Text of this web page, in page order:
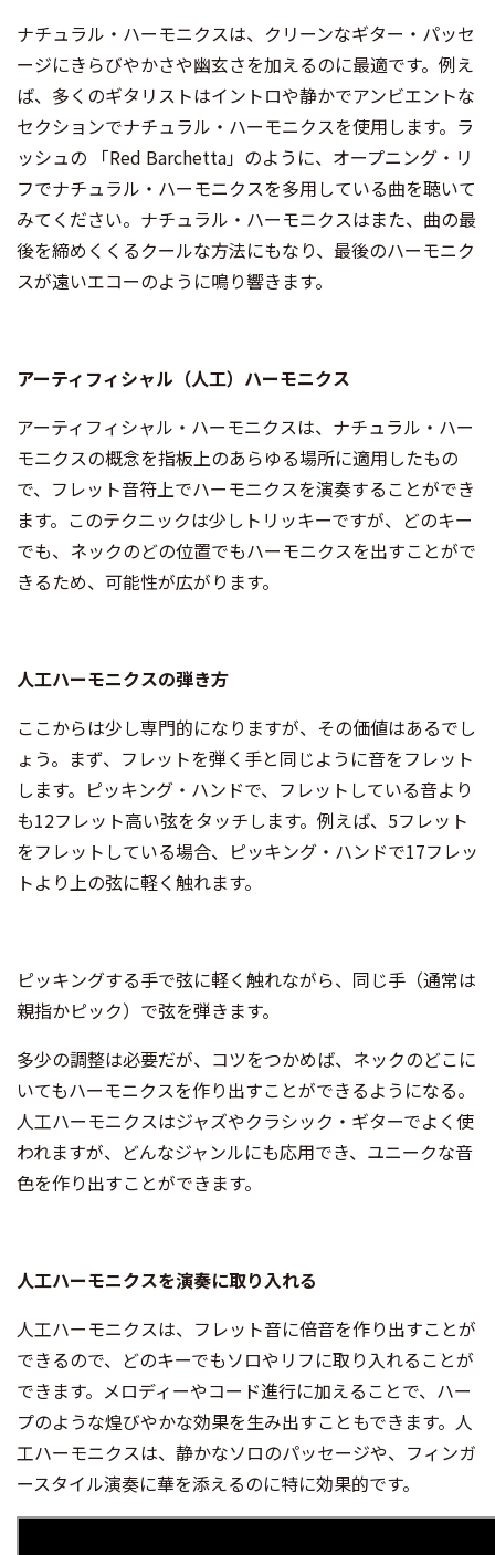
ナチュラル・ハーモニクスは、クリーンなギター・パッセ
ージにきらびやかさや幽玄さを加えるのに最適です。例え
ば、多くのギタリストはイントロや静かでアンビエントな
セクションでナチュラル・ハーモニクスを使用します。ラ
ッシュの 「Red Barchetta」のように、オープニング・リ
フでナチュラル・ハーモニクスを多用している曲を聴いて
みてください。ナチュラル・ハーモニクスはまた、曲の最
後を締めくくるクールな方法にもなり、最後のハーモニク
スが遠いエコーのように鳴り響きます。
アーティフィシャル（人工）ハーモニクス
アーティフィシャル・ハーモニクスは、ナチュラル・ハー
モニクスの概念を指板上のあらゆる場所に適用したもの
で、フレット音符上でハーモニクスを演奏することができ
ます。このテクニックは少しトリッキーですが、どのキー
でも、ネックのどの位置でもハーモニクスを出すことがで
きるため、可能性が広がります。
人工ハーモニクスの弾き方
ここからは少し専門的になりますが、その価値はあるでし
ょう。まず、フレットを弾く手と同じように音をフレット
します。ピッキング・ハンドで、フレットしている音より
も12フレット高い弦をタッチします。例えば、5フレット
をフレットしている場合、ピッキング・ハンドで17フレッ
トより上の弦に軽く触れます。
ピッキングする手で弦に軽く触れながら、同じ手（通常は
親指かピック）で弦を弾きます。
多少の調整は必要だが、コツをつかめば、ネックのどこに
いてもハーモニクスを作り出すことができるようになる。
人工ハーモニクスはジャズやクラシック・ギターでよく使
われますが、どんなジャンルにも応用でき、ユニークな音
色を作り出すことができます。
人工ハーモニクスを演奏に取り入れる
人工ハーモニクスは、フレット音に倍音を作り出すことが
できるので、どのキーでもソロやリフに取り入れることが
できます。メロディーやコード進行に加えることで、ハー
プのような煌びやかな効果を生み出すこともできます。人
工ハーモニクスは、静かなソロのパッセージや、フィンガ
ースタイル演奏に華を添えるのに特に効果的です。